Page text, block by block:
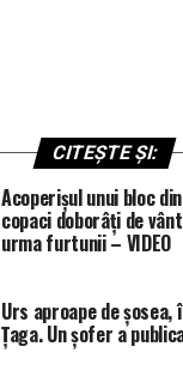
CITEȘTE ȘI:
Acoperișul unui bloc
copaci doborâți de
urma furtunii – VIDEO
Urs aproape de
Țaga. Un șofer a